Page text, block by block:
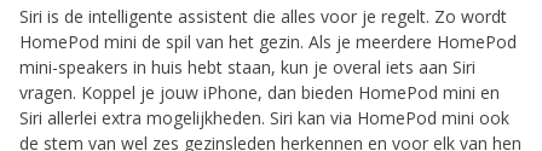
Siri is de intelligente assistent die alles voor je regelt. Zo wordt
HomePod mini de spil van het gezin. Als je meerdere HomePod
mini-speakers in huis hebt staan, kun je overal iets aan Siri
vragen. Koppel je jouw iPhone, dan bieden HomePod mini en
Siri allerlei extra mogelijk­heden. Siri kan via HomePod mini ook
de stem van wel zes gezinsleden herkennen en voor elk van hen